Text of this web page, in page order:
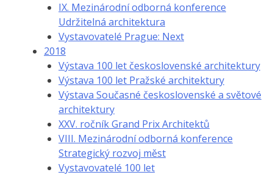
IX. Mezinárodní odborná konference
Udržitelná architektura
Vystavovatelé Prague: Next
2018
Výstava 100 let československé architektury
Výstava 100 let Pražské architektury
Výstava Současné československé a světové
architektury
XXV. ročník Grand Prix Architektů
VIII. Mezinárodní odborná konference
Strategický rozvoj měst
Vystavovatelé 100 let